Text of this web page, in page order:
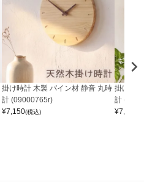
掛け時計 木製 パイン材 静音 丸時
計 (09000765r)
¥7,150(税込)
掛け時
計
¥7,150